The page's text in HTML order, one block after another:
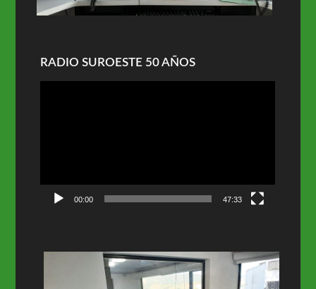
RADIO SUROESTE 50 AÑOS
00:00 47:33